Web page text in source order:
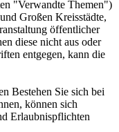
"Verwandte Themen")
Großen Kreisstädte,
öffentlicher
diese nicht aus oder
entgegen, kann die
Bestehen Sie sich bei
können sich
Erlaubnispflichten